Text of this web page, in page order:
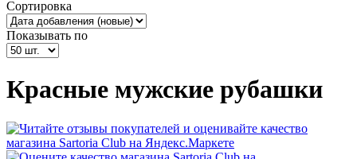
Сортировка
Показывать по
Красные мужские рубашки